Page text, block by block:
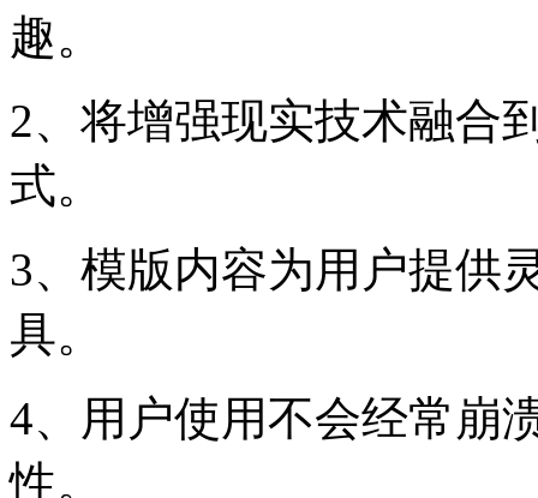
趣。
2、将增强现实技术融合
式。
3、模版内容为用户提供
具。
4、用户使用不会经常崩
性。